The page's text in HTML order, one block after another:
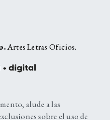
Artes Letras Oficios.
alude a las
sobre el uso de